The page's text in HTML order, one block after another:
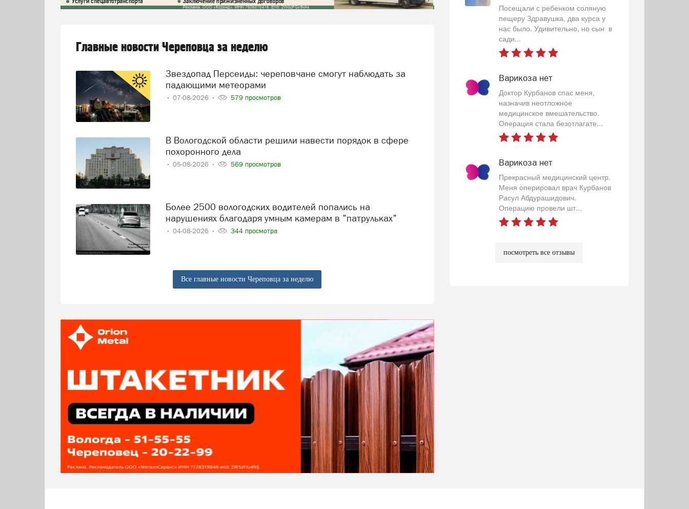
Главные новости Череповца за неделю
Звездопад Персеиды: череповчане смогут наблюдать за
падающими метеорами
07-08-2026 579 просмотров
В Вологодской области решили навести порядок в сфере
похоронного дела
05-08-2026 569 просмотров
Более 2500 вологодских водителей попались на
нарушениях благодаря умным камерам в "патрульках"
04-08-2026 344 просмотра
Все главные новости Череповца за неделю
Посещали с ребенком соляную
пещеру Здравушка, два курса у
нас было. Удивительно, но сын в
сади...
Варикоза нет
Доктор Курбанов спас меня,
назначив неотложное
медицинское вмешательство.
Операция стала безотлагате...
Варикоза нет
Прекрасный медицинский центр.
Меня оперировал врач Курбанов
Расул Абдурашидович.
Операцию провели шт...
посмотреть все отзывы